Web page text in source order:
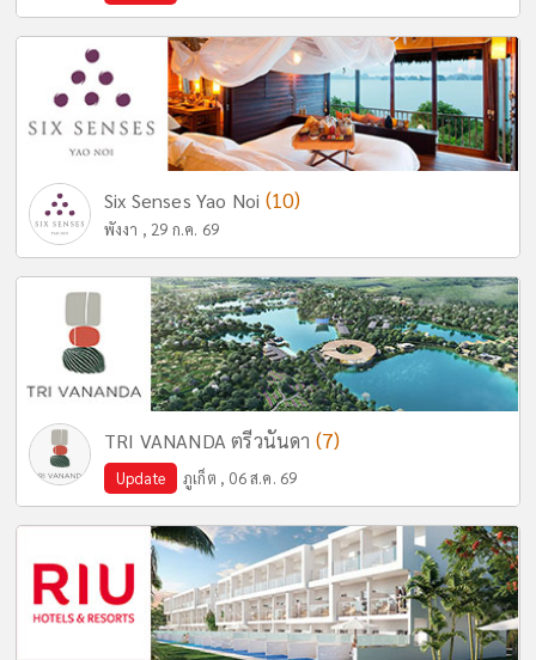
Six Senses Yao Noi (10)
พังงา , 29 ก.ค. 69
TRI VANANDA ตรีวนันดา (7)
Update ภูเก็ต , 06 ส.ค. 69